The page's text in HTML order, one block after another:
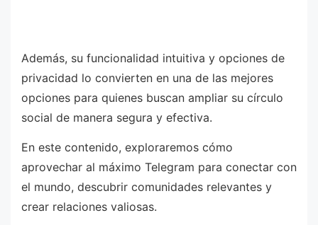
Además, su funcionalidad intuitiva y opciones de
privacidad lo convierten en una de las mejores
opciones para quienes buscan ampliar su círculo
social de manera segura y efectiva.
En este contenido, exploraremos cómo
aprovechar al máximo Telegram para conectar con
el mundo, descubrir comunidades relevantes y
crear relaciones valiosas.